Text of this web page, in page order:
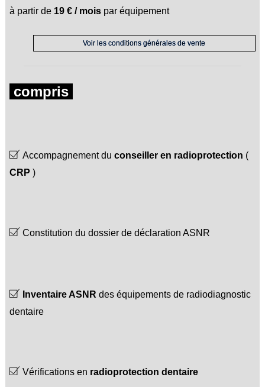
à partir de 19 € / moispar équipement
Voir les conditions générales de vente
compris
Accompagnement du conseiller en radioprotection (
CRP )
Constitution du dossier de déclaration ASNR
Inventaire ASNR des équipements de radiodiagnostic
dentaire
Vérifications en radioprotection dentaire